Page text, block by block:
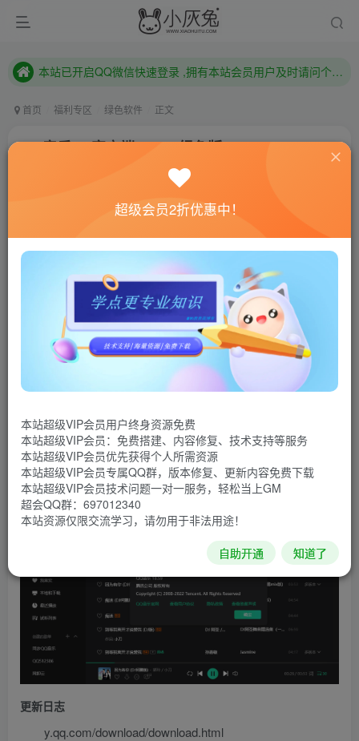
本站已开启QQ微信快速登录 ,拥有本站会员用户及时请问个人中心绑定！
本站已开启QQ微信快速登录 ,拥有本站会员用户及时请问个人中心绑定！
首页 福利专区 绿色软件 正文
QQ音乐PC客户端v18.97绿色版
联网教程： 内附教程
单机教程： 内附教程
不懂的话联系客服！！！
QQ音乐拥有最大正版音乐曲库，免费畅享5.1声道品质
音效、耳纹音效，Super Sound智能音效，黑胶音效等，支
持声学适配。QQ音乐电脑版，听歌偏好智能推荐，支持听
软件截图
更新日志
y.qq.com/download/download.html
超级会员2折优惠中！
本站超级VIP会员用户终身资源免费
本站超级VIP会员：免费搭建、内容修复、技术支持等服务
本站超级VIP会员优先获得个人所需资源
本站超级VIP会员专属QQ群，版本修复、更新内容免费下载
本站超级VIP会员技术问题一对一服务，轻松当上GM
超会QQ群：697012340
本站资源仅限交流学习，请勿用于非法用途！
自助开通 知道了